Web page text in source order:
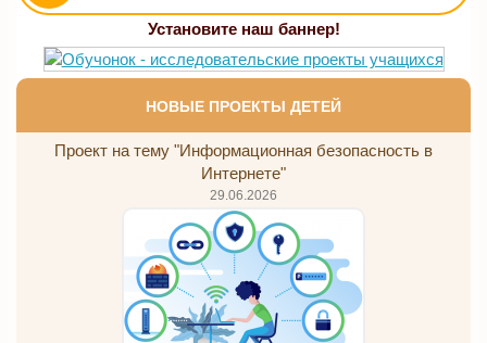
Установите наш баннер!
НОВЫЕ ПРОЕКТЫ ДЕТЕЙ
Проект на тему "Информационная безопасность в
Интернете"
29.06.2026